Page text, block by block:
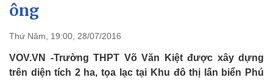
Quốc hội
Nhận diện sự thật
ông
Thứ Năm, 19:00, 28/07/2016
VOV.VN -Trường THPT Võ Văn Kiệt được xây dựng
trên diện tích 2 ha, tọa lạc tại Khu đô thị lấn biển Phú